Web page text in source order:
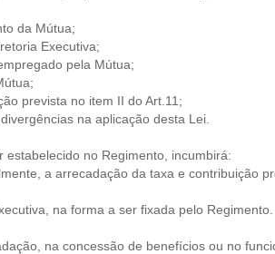
da Mútua;
Executiva;
pela Mútua;
prevista no item II do Art.11;
na aplicação desta Lei.
no Regimento, incumbirá:
a arrecadação da taxa e contribuição
na forma a ser fixada pelo Regimento.
na concessão de benefícios ou no